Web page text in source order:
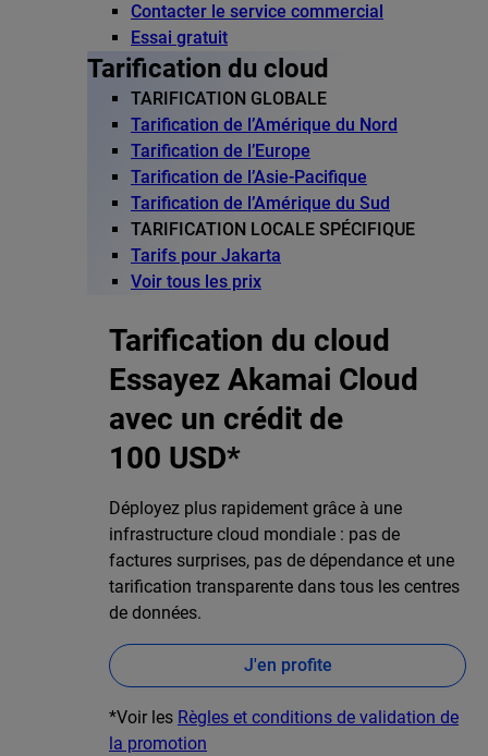
Contacter le service commercial
Essai gratuit
Tarification du cloud
TARIFICATION GLOBALE
Tarification de l’Amérique du Nord
Tarification de l’Europe
Tarification de l’Asie-Pacifique
Tarification de l’Amérique du Sud
TARIFICATION LOCALE SPÉCIFIQUE
Tarifs pour Jakarta
Voir tous les prix
Tarification du cloud
Essayez Akamai Cloud
avec un crédit de
100 USD*
Déployez plus rapidement grâce à une
infrastructure cloud mondiale : pas de
factures surprises, pas de dépendance et une
tarification transparente dans tous les centres
de données.
J'en profite
*Voir les Règles et conditions de validation de
la promotion